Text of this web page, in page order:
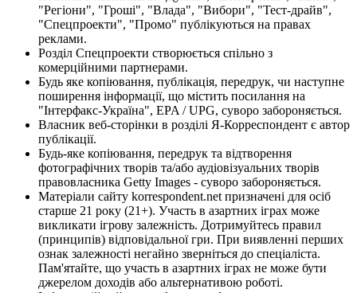
"Регіони", "Гроші", "Влада", "Вибори", "Тест-драйв",
"Спецпроекти", "Промо" публікуються на правах
реклами.
Розділ Спецпроекти створюється спільно з
комерційними партнерами.
Будь яке копіювання, публікація, передрук, чи наступне
поширення інформації, що містить посилання на
"Інтерфакс-Україна", EPA / UPG, суворо забороняється.
Власник веб-сторінки в розділі Я-Корреспондент є автор
публікації.
Будь-яке копіювання, передрук та відтворення
фотографічних творів та/або аудіовізуальних творів
правовласника Getty Images - суворо забороняється.
Матеріали сайту korrespondent.net призначені для осіб
старше 21 року (21+). Участь в азартних іграх може
викликати ігрову залежність. Дотримуйтесь правил
(принципів) відповідальної гри. При виявленні перших
ознак залежності негайно зверніться до спеціаліста.
Пам'ятайте, що участь в азартних іграх не може бути
джерелом доходів або альтернативою роботі.